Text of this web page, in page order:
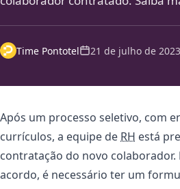
Time Pontotel 21 de julho de 2023
Após um processo seletivo, com
currículos, a equipe de RH está
contratação do novo colaborador.
acordo, é necessário ter um